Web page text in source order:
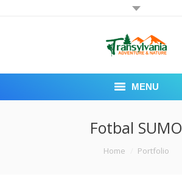
MENU
DESPRE NOI
Fotbal SUMO
Home Portfolio